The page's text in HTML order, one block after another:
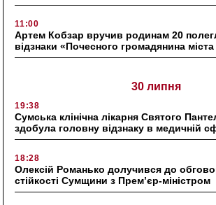
11:00
Артем Кобзар вручив родинам 20
відзнаки «Почесного громадянина
30 липня
19:38
Сумська клінічна лікарня Святого
здобула головну відзнаку в медичній
18:28
Олексій Романько долучився до
стійкості Сумщини з Прем’єр-міністром